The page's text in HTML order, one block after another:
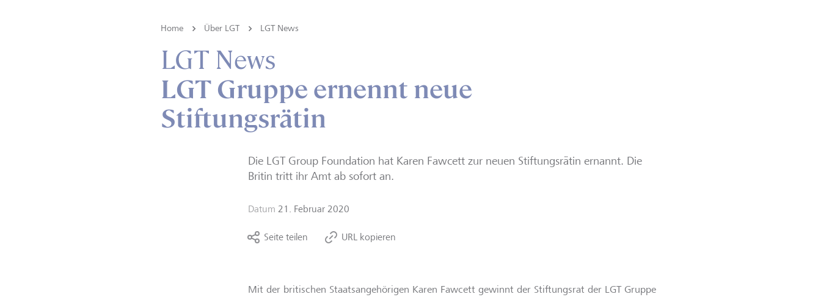
Home Über LGT LGT News
LGT News
LGT Gruppe ernennt neue
Stiftungsrätin
Die LGT Group Foundation hat Karen Fawcett zur neuen Stiftungsrätin ernannt. Die
Britin tritt ihr Amt ab sofort an.
Datum 21. Februar 2020
Seite teilen URL kopieren
Mit der britischen Staatsangehörigen Karen Fawcett gewinnt der Stiftungsrat der LGT Gruppe